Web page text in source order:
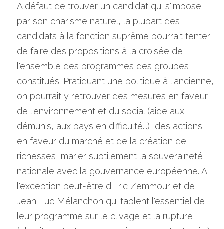
A défaut de trouver un candidat qui s'impose
par son charisme naturel, la plupart des
candidats à la fonction suprême pourrait tenter
de faire des propositions à la croisée de
l'ensemble des programmes des groupes
constitués. Pratiquant une politique à l'ancienne,
on pourrait y retrouver des mesures en faveur
de l'environnement et du social (aide aux
démunis, aux pays en difficulté...), des actions
en faveur du marché et de la création de
richesses, marier subtilement la souveraineté
nationale avec la gouvernance européenne. A
l'exception peut-être d'Eric Zemmour et de
Jean Luc Mélanchon qui tablent l'essentiel de
leur programme sur le clivage et la rupture